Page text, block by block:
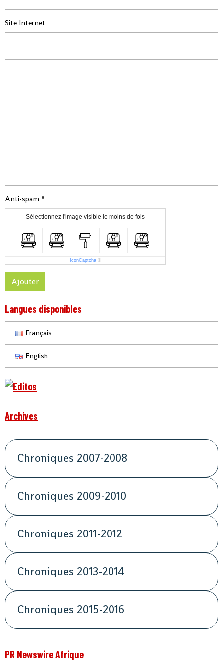
Site Internet
Anti-spam
Sélectionnez l'image visible le moins de fois
IconCaptcha ©
Ajouter
Langues disponibles
Français
English
Archives
Chroniques 2007-2008
Chroniques 2009-2010
Chroniques 2011-2012
Chroniques 2013-2014
Chroniques 2015-2016
PR Newswire Afrique